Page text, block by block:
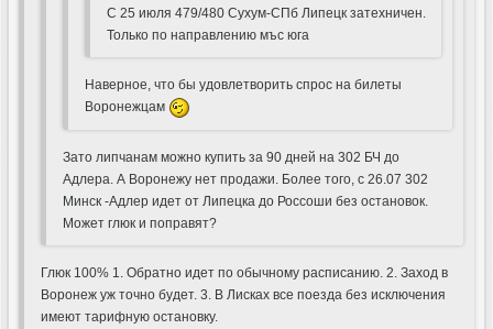
С 25 июля 479/480 Сухум-СПб Липецк затехничен.
Только по направлению мъс юга
Наверное, что бы удовлетворить спрос на билеты
Воронежцам
Зато липчанам можно купить за 90 дней на 302 БЧ до
Адлера. А Воронежу нет продажи. Более того, с 26.07 302
Минск -Адлер идет от Липецка до Россоши без остановок.
Может глюк и поправят?
Глюк 100% 1. Обратно идет по обычному расписанию. 2. Заход в
Воронеж уж точно будет. 3. В Лисках все поезда без исключения
имеют тарифную остановку.